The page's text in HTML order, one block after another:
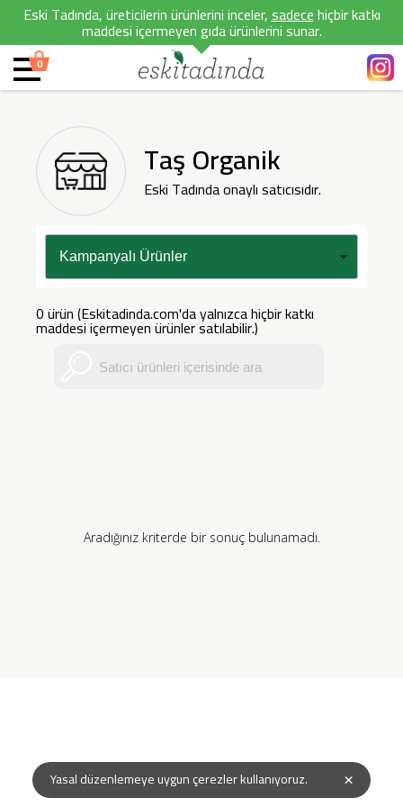
Eski Tadında, üreticilerin ürünlerini inceler,sadecehiçbir katkı
maddesi içermeyen gıda ürünlerini sunar.
0
Taş Organik
Eski Tadında onaylı satıcısıdır.
0 ürün (Eskitadinda.com'da yalnızca hiçbir katkı
maddesi içermeyen ürünler satılabilir.)
Aradığınız kriterde bir sonuç bulunamadı.
Yasal düzenlemeye uygun çerezler kullanıyoruz. ×